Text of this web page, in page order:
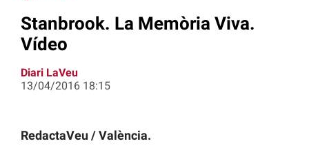
Stanbrook. La Memòria Viva.
Vídeo
Diari LaVeu
13/04/2016 18:15
RedactaVeu / València.